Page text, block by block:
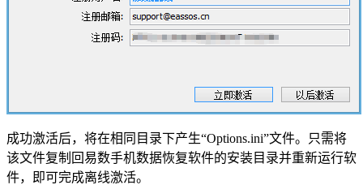
成功激活后，将在相同目录下产生“Options.ini”文件。只需将
该文件复制回易数手机数据恢复软件的安装目录并重新运行软
件，即可完成离线激活。